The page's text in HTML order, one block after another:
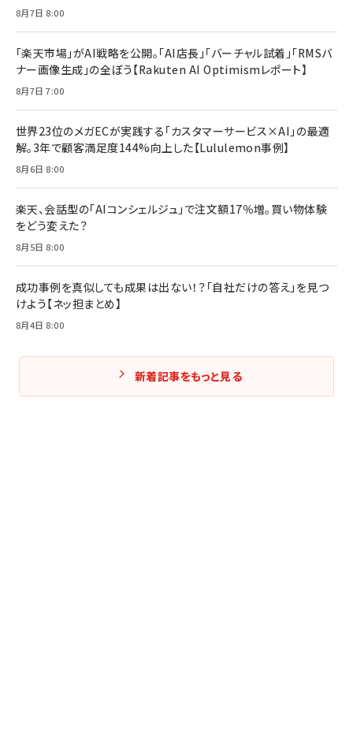
8月7日 8:00
「楽天市場」がAI戦略を公開。「AI店長」「バーチャル試着」「RMSバ
ナー画像生成」の全ぼう【Rakuten AI Optimismレポート】
8月7日 7:00
世界23位のメガECが実践する「カスタマーサービス×AI」の最適
解。3年で顧客満足度144%向上した【Lululemon事例】
8月6日 8:00
楽天、会話型の「AIコンシェルジュ」で注文額17％増。買い物体験
をどう変えた？
8月5日 8:00
成功事例を真似しても成果は出ない！？「自社だけの答え」を見つ
けよう【ネッ担まとめ】
8月4日 8:00
新着記事をもっと見る